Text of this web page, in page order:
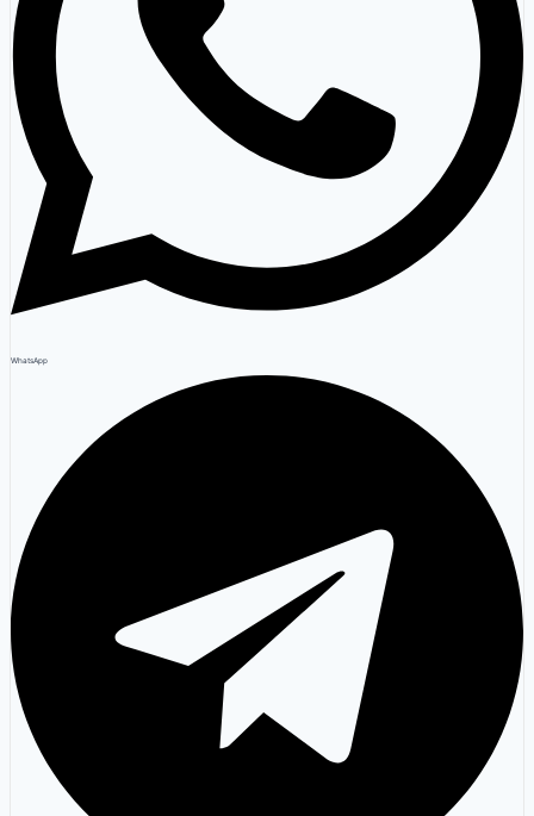
WhatsApp